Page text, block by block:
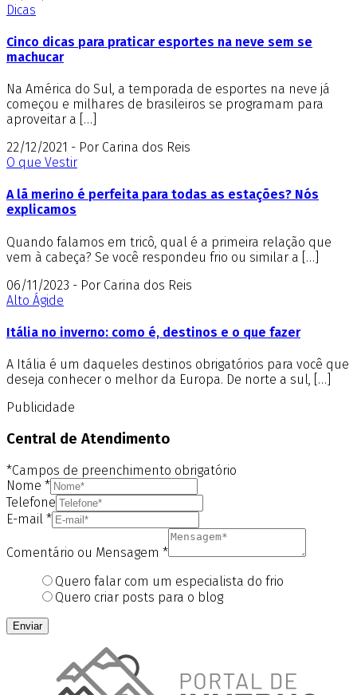
Dicas
Cinco dicas para praticar esportes na neve sem se
machucar
Na América do Sul, a temporada de esportes na neve já
começou e milhares de brasileiros se programam para
aproveitar a […]
22/12/2021 - Por Carina dos Reis
O que Vestir
A lã merino é perfeita para todas as estações? Nós
explicamos
Quando falamos em tricô, qual é a primeira relação que
vem à cabeça? Se você respondeu frio ou similar a […]
06/11/2023 - Por Carina dos Reis
Alto Ágide
Itália no inverno: como é, destinos e o que fazer
A Itália é um daqueles destinos obrigatórios para você que
deseja conhecer o melhor da Europa. De norte a sul, […]
Publicidade
Central de Atendimento
*Campos de preenchimento obrigatório
Nome *
Telefone
E-mail *
Comentário ou Mensagem *
Quero falar com um especialista do frio
Quero criar posts para o blog
Enviar